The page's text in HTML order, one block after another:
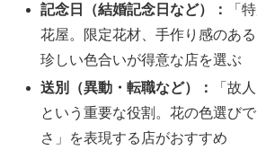
記念日（結婚記念日など）：
「
花屋。限定花材、手作り感のある
珍しい色合いが得意な店を選ぶ
送別（異動・転職など）：
「故
という重要な役割。花の色選び
さ」を表現する店がおすすめ